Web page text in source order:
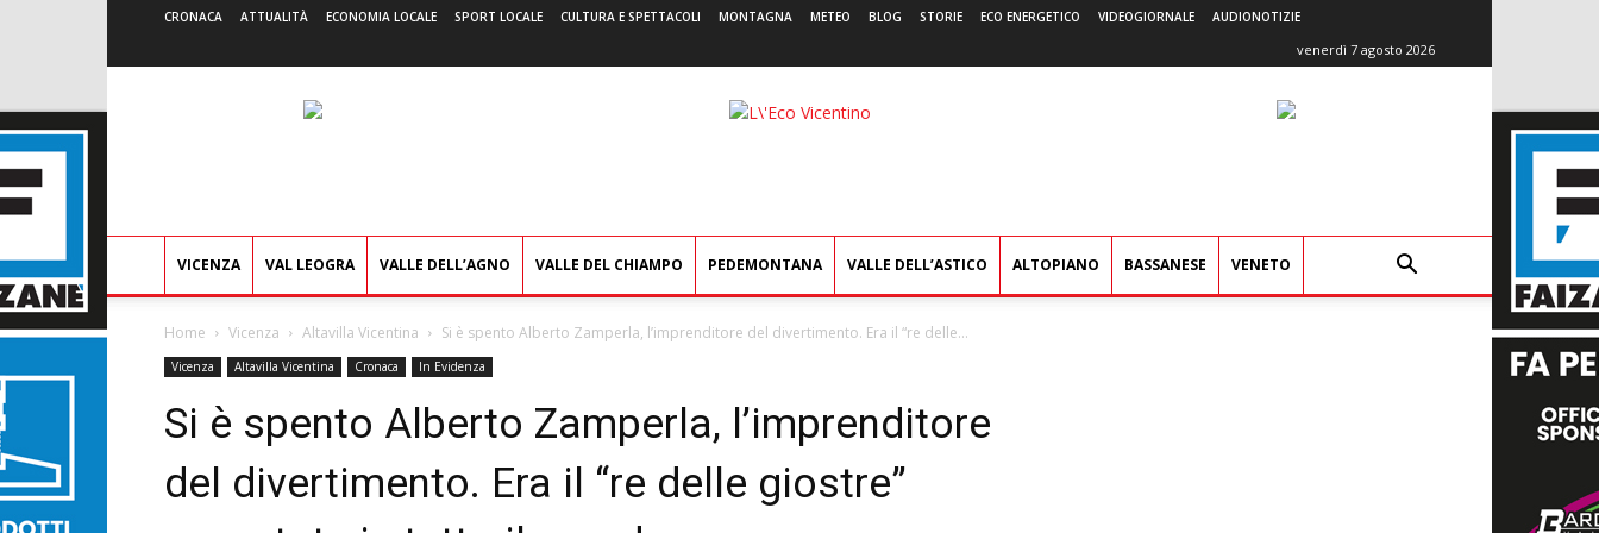
CRONACA ATTUALITÀ ECONOMIA LOCALE SPORT LOCALE CULTURA E SPETTACOLI MONTAGNA METEO BLOG STORIE ECO ENERGETICO VIDEOGIORNALE AUDIONOTIZIE
venerdì 7 agosto 2026
L'Eco
VICENZA VAL LEOGRA VALLE DELL’AGNO VALLE DEL CHIAMPO PEDEMONTANA VALLE DELL’ASTICO ALTOPIANO BASSANESE VENETO
Home Vicenza Altavilla Vicentina Si è spento Alberto Zamperla, l’imprenditore del divertimento. Era il “re delle...
Vicenza Altavilla Vicentina Cronaca In Evidenza
Si è spento Alberto Zamperla, l’imprenditore
del divertimento. Era il “re delle giostre”